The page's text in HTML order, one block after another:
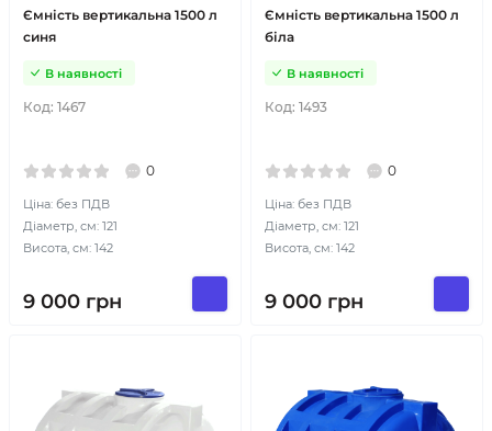
Ємність вертикальна 1500 л
синя
Код: 1467
В наявності
0
Ціна: без ПДВ
Діаметр, см: 121
Висота, см: 142
9 000 грн
Ємність вертикальна 1500 л
біла
Код: 1493
В наявності
0
Ціна: без ПДВ
Діаметр, см: 121
Висота, см: 142
9 000 грн